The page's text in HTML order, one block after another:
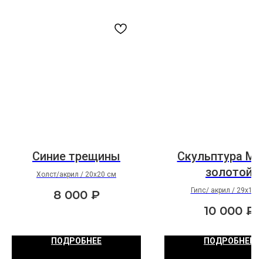
Синие трещины
Холст/акрил / 20х20 см
8 000 ₽
ПОДРОБНЕЕ
Скульптура
золотой
Гипс/ акрил / 29х15
10 000 ₽
ПОДРОБНЕЕ